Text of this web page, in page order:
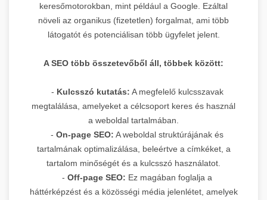
keresőmotorokban, mint például a Google. Ezáltal
növeli az organikus (fizetetlen) forgalmat, ami több
látogatót és potenciálisan több ügyfelet jelent.
A SEO több összetevőből áll, többek között:
- Kulcsszó kutatás: A megfelelő kulcsszavak
megtalálása, amelyeket a célcsoport keres és használ
a weboldal tartalmában.
- On-page SEO: A weboldal struktúrájának és
tartalmának optimalizálása, beleértve a címkéket, a
tartalom minőségét és a kulcsszó használatot.
- Off-page SEO: Ez magában foglalja a
háttérképzést és a közösségi média jelenlétet, amelyek